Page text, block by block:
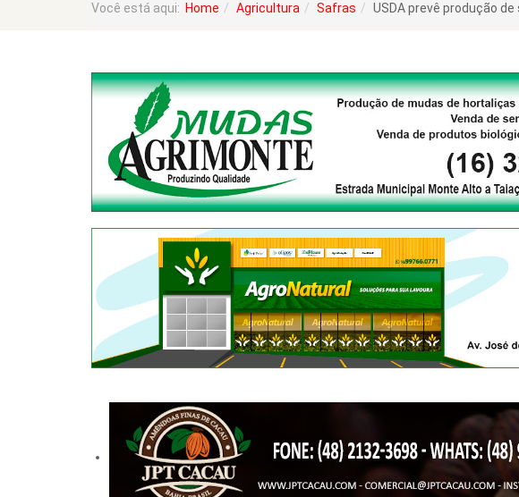
Você está aqui: Home Agricultura Safras USDA prevê produção